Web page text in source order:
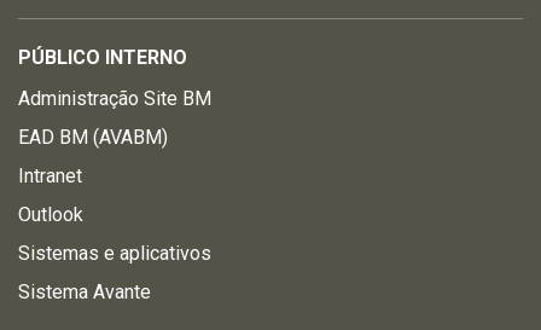
PÚBLICO INTERNO
Administração Site BM
EAD BM (AVABM)
Intranet
Outlook
Sistemas e aplicativos
Sistema Avante